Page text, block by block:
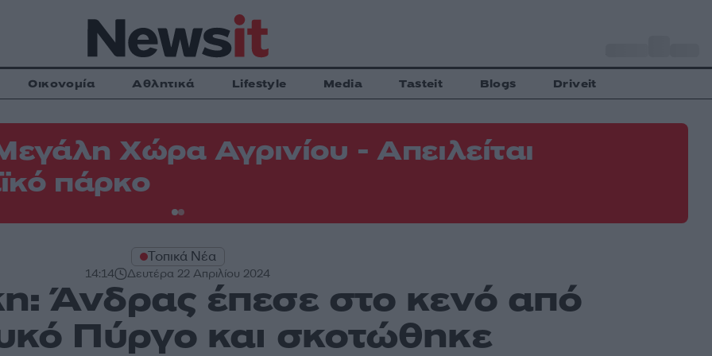
Οικονομία Αθλητικά Lifestyle Media Tasteit Blogs Driveit
Χώρα Αγρινίου - Απειλείται
πάρκο
Τοπικά Νέα
14:14 Δευτέρα 22 Απριλίου 2024
Άνδρας έπεσε στο κενό από
Πύργο και σκοτώθηκε